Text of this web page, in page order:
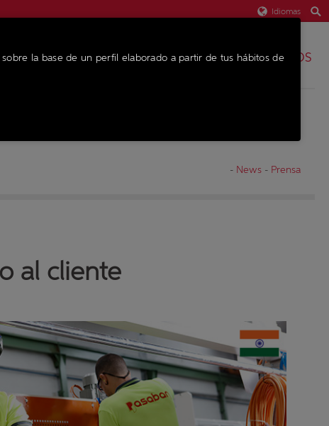
Idiomas
EQUIPO REPUESTOS
- News- Prensa
al cliente
la base de un perfil elaborado a partir de tus hábitos de